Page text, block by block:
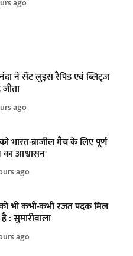
ago
ने सेंट लुइस रैपिड एवं ब्लिट्ज
जीता
ago
भारत-ब्राजील मैच के लिए पूर्ण
का आश्वासन'
ago
भी कभी-कभी रजत पदक मिल
: सुमारीवाला
ago